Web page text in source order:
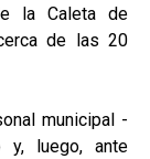
la Caleta de
de las 20
municipal -
y, luego, ante